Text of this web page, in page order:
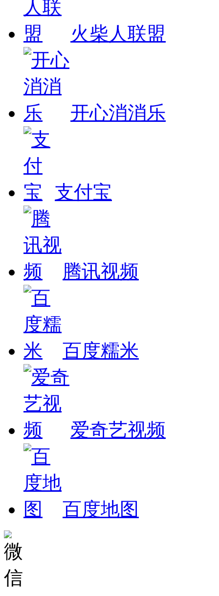
火柴人联盟
开心消消乐
支付宝
腾讯视频
百度糯米
爱奇艺视频
百度地图